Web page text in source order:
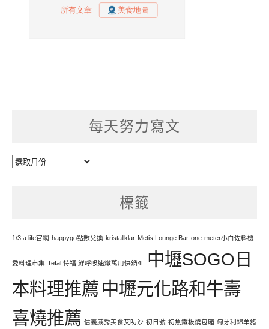
每天努力寫文
每
標籤
1/3 a life官網 happygo點數兌換 kristallklar Metis Lounge Bar one-meter小白佐料機
愛料理市集 Tefal 特福 鮮呼吸速燉萬用快鍋4L 中壢SOGO日
本料理推薦 中壢元化路和牛壽
喜燒推薦 信義威秀美食艾叻沙 初日號 初魚鐵板燒包廂 匈牙利綿羊豬